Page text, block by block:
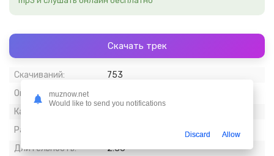
Скачать трек
Скачиваний:
753
Опубликовано:
Качество:
Размер:
Длительность:
2:36
muznow.net
Would like to send you notifications
Discard Allow